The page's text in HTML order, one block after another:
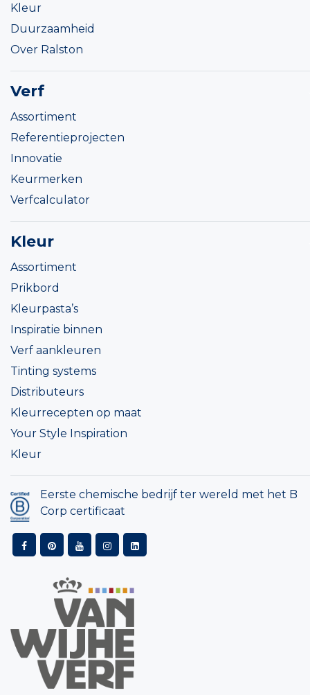
Kleur
Duurzaamheid
Over Ralston
Verf
Assortiment
Referentieprojecten
Innovatie
Keurmerken
Verfcalculator
Kleur
Assortiment
Prikbord
Kleurpasta’s
Inspiratie binnen
Verf aankleuren
Tinting systems
Distributeurs
Kleurrecepten op maat
Your Style Inspiration
Kleur
Eerste chemische bedrijf ter wereld met het B
Corp certificaat